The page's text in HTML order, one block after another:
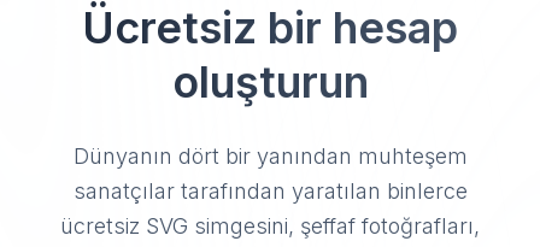
Ücretsiz bir hesap
oluşturun
Dünyanın dört bir yanından muhteşem
sanatçılar tarafından yaratılan binlerce
ücretsiz SVG simgesini, şeffaf fotoğrafları,